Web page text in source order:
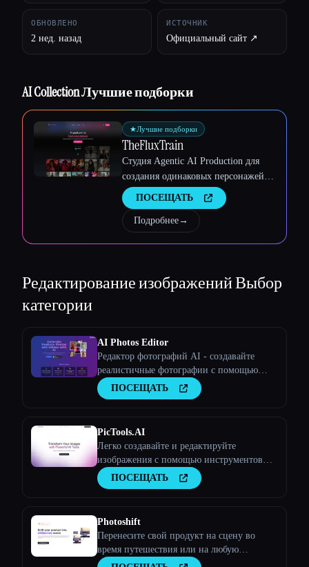
ОБНОВЛЕНО
2 нед. назад
ИСТОЧНИК
Официальный сайт ↗︎
AI Collection Лучшие подборки
★Лучшие подборки
TheFluxTrain
Студия Agentic AI Production для
создания одинаковых персонажей,
рабочих процессов и видео
ПОСЕЩАТЬ
Подробнее→
Редактирование изображенийВыбор
категории
AI Photos Editor
Редактор фотографий AI - создавайте
реалистичные фотографии с помощью
искусственного интеллекта
ПОСЕЩАТЬ
PicTools.AI
Легко создавайте и редактируйте
изображения с помощью инструментов
искусственного интеллекта
ПОСЕЩАТЬ
Photoshift
Перенесите свой продукт на сцену во
время путешествия или на любую
стоковую фотографию